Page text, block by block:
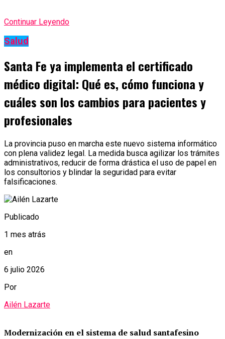
Continuar Leyendo
Salud
Santa Fe ya implementa el certificado
médico digital: Qué es, cómo funciona y
cuáles son los cambios para pacientes y
profesionales
La provincia puso en marcha este nuevo sistema informático
con plena validez legal. La medida busca agilizar los trámites
administrativos, reducir de forma drástica el uso de papel en
los consultorios y blindar la seguridad para evitar
falsificaciones.
Publicado
1 mes atrás
en
6 julio 2026
Por
Ailén Lazarte
Modernización en el sistema de salud santafesino